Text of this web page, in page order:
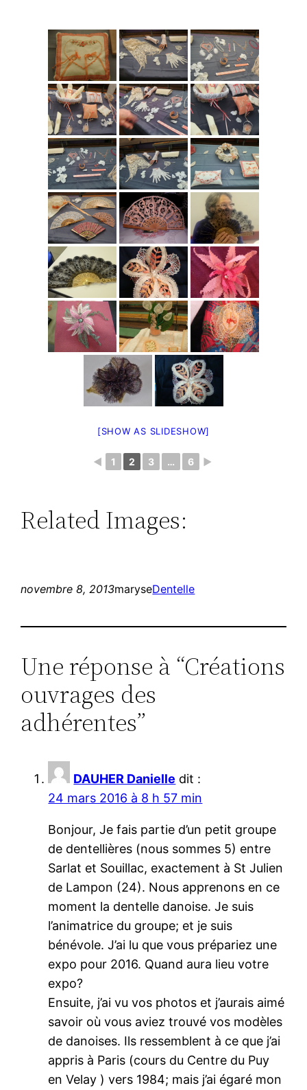
[SHOW AS SLIDESHOW]
◄ 1 2 3 … 6 ►
Related Images:
novembre 8, 2013maryseDentelle
Une réponse à “Créations
ouvrages des
adhérentes”
DAUHER Danielle dit :
24 mars 2016 à 8 h 57 min
Bonjour, Je fais partie d’un petit groupe
de dentellières (nous sommes 5) entre
Sarlat et Souillac, exactement à St Julien
de Lampon (24). Nous apprenons en ce
moment la dentelle danoise. Je suis
l’animatrice du groupe; et je suis
bénévole. J’ai lu que vous prépariez une
expo pour 2016. Quand aura lieu votre
expo?
Ensuite, j’ai vu vos photos et j’aurais aimé
savoir où vous aviez trouvé vos modèles
de danoises. Ils ressemblent à ce que j’ai
appris à Paris (cours du Centre du Puy
en Velay ) vers 1984; mais j’ai égaré mon